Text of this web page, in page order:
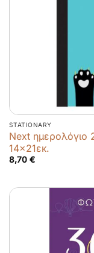
STATIONARY
Next ημερολόγιο
14×21εκ.
8,70 €